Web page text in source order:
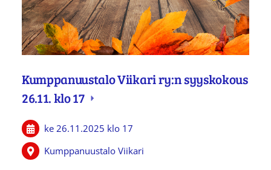
Kumppanuustalo Viikari ry:n syyskokous
26.11. klo 17
ke 26.11.2025 klo 17
Kumppanuustalo Viikari